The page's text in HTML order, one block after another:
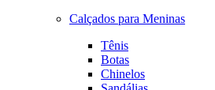
Calçados para Meninas
Tênis
Botas
Chinelos